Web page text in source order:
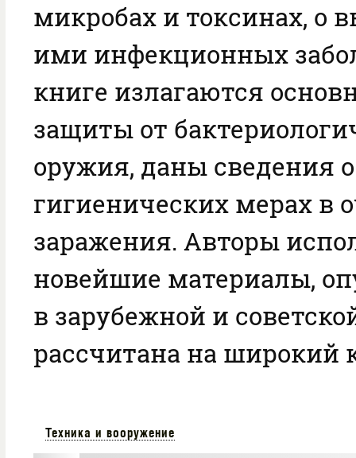
микробах и токсинах, о
ими инфекционных
книге излагаются
защиты от
оружия, даны сведения
гигиенических мерах в
заражения. Авторы
новейшие материалы,
в зарубежной и
рассчитана на широкий
Техника и вооружение